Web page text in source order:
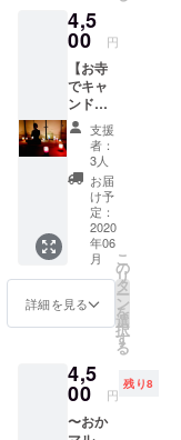
だけま
す。 ピ
アスに
関して
は、ア
レル
ギー対
応もあ
りま
す。 樹
脂ピア
スか
サージ
カルス
テンレ
スピア
スのど
だけま
す。 ※
カルス
ないシ
ンプル
なデザ
インな
ので、
どんな
服にも
合い、
長くご
使用し
て頂け
ます！
種類 4
種(A〜
D) 色味
1色 サ
イズ Ｓ
〜45cm
ズ(Ｍ〜
49cm
Ｌ〜
53cm)
4,5
00 円
【お寺
でキャ
ンドル
ナイト
ヨガ】
キャン
ドルと
アロマ
の香り
でお寺
で極上
のリ
ラック
スヨガ
を行い
ます。
疲れを
スッキ
リさせ
たい
支援
者：
3人
お届
け予
定：
2020
年06
月
詳細を見る
こ
の
リ
タ
ー
ン
を
選
択
す
る
4,5
00 円
残り8
〜おか